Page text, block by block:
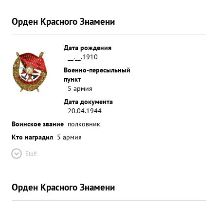
Орден Красного Знамени
Дата рождения
__.__.1910
Военно-пересыльный
пункт
5 армия
Дата документа
20.04.1944
Воинское звание полковник
Кто наградил 5 армия
Ещё
Орден Красного Знамени